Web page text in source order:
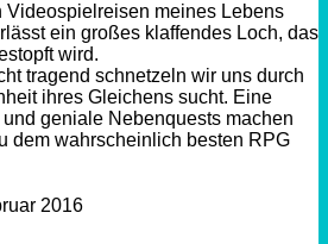
Videospielreisen meines Lebens
ein großes klaffendes Loch, das
wird.
tragend schnetzeln wir uns durch
ihres Gleichens sucht. Eine
und geniale Nebenquests machen
dem wahrscheinlich besten RPG
2016